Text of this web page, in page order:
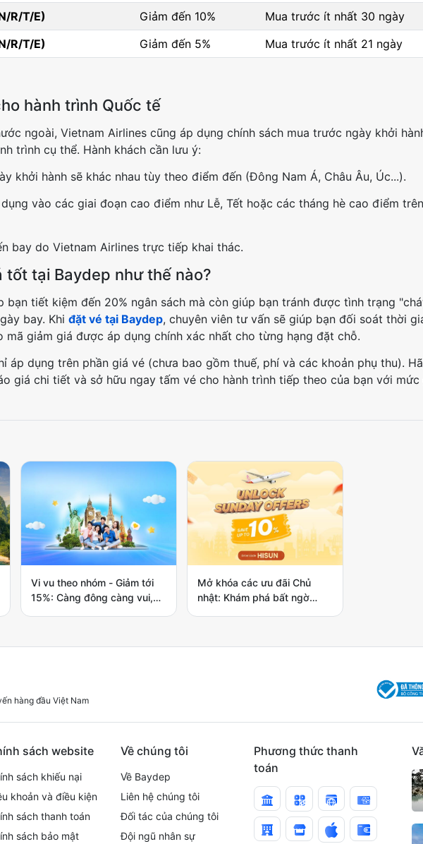
R/T/E)
Giảm đến 10%
Mua trước ít nhất 30 ngày
R/T/E)
Giảm đến 5% Mua trước ít nhất 21 ngày
hành trình Quốc tế
ngoài, Vietnam Airlines cũng áp dụng chính sách mua trước ngày khởi
trình cụ thể. Hành khách cần lưu ý:
khởi hành sẽ khác nhau tùy theo điểm đến (Đông Nam Á, Châu Âu, Úc...).
vào các giai đoạn cao điểm như Lễ, Tết hoặc các tháng hè cao điểm
bay do Vietnam Airlines trực tiếp khai thác.
tốt tại Baydep như thế nào?
bạn tiết kiệm đến 20% ngân sách mà còn giúp bạn tránh được tình trạng
bay. Khi đặt vé tại Baydep, chuyên viên tư vấn sẽ giúp bạn đối soát thời
mã giảm giá được áp dụng chính xác nhất cho từng hạng đặt chỗ.
áp dụng trên phần giá vé (chưa bao gồm thuế, phí và các khoản phụ thu).
giá chi tiết và sở hữu ngay tấm vé cho hành trình tiếp theo của bạn với
Vi vu theo nhóm - Giảm tới
15%: Càng đông càng vui,
Mở khóa các ưu đãi Chủ
nhật: Khám phá bất ngờ
hàng đầu Việt Nam
sách website
sách khiếu nại
khoản và điều kiện
sách thanh toán
sách bảo mật
Về chúng tôi
Về Baydep
Liên hệ chúng tôi
Đối tác của chúng tôi
Đội ngũ nhân sự
Phương thức thanh
toán